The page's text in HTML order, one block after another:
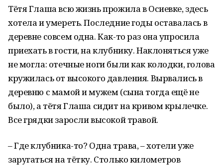
Тётя Глаша всю жизнь прожила в Осиевке, здесь
хотела и умереть. Последние годы оставалась в
деревне совсем одна. Как-то раз она упросила
приехать в гости, на клубнику. Наклоняться уже
не могла: отечные ноги были как колодки, голова
кружилась от высокого давления. Вырвались в
деревню с мамой и мужем (сына тогда ещё не
было), а тётя Глаша сидит на кривом крылечке.
Все грядки заросли высокой травой.
– Где клубника-то? Одна трава, – хотели уже
заругаться на тётку. Столько километров